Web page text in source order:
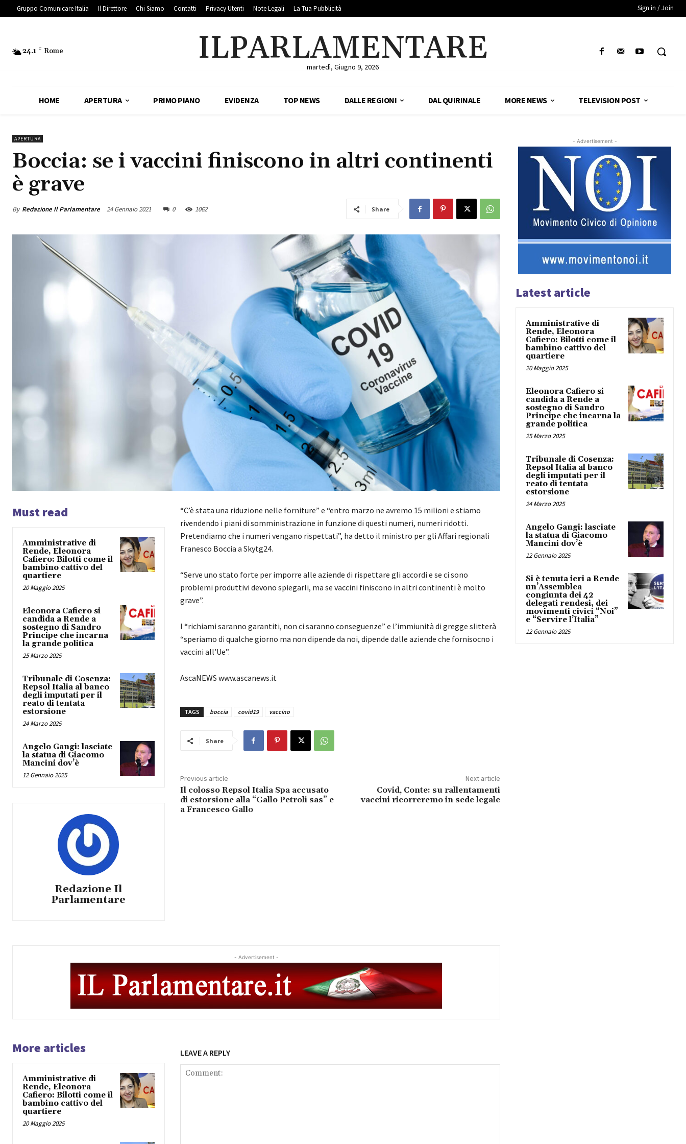
Gruppo Comunicare Italia Il Direttore Chi Siamo Contatti Privacy Utenti Note Legali La Tua Pubblicità Sign in / Join
24.1 C Rome ILPARLAMENTARE
martedì, Giugno 9, 2026
HOME APERTURA PRIMO PIANO EVIDENZA TOP NEWS DALLE REGIONI DAL QUIRINALE MORE NEWS TELEVISION POST
APERTURA
Boccia: se i vaccini finiscono in altri continenti
è grave
By Redazione Il Parlamentare 24 Gennaio 2021 0 1062 Share
Must read
Amministrative di
Rende, Eleonora
Cafiero: Bilotti come il
bambino cattivo del
quartiere
20 Maggio 2025
Eleonora Cafiero si
candida a Rende a
sostegno di Sandro
Principe che incarna
la grande politica
25 Marzo 2025
Tribunale di Cosenza:
Repsol Italia al banco
degli imputati per il
reato di tentata
estorsione
24 Marzo 2025
Angelo Gangi: lasciate
la statua di Giacomo
Mancini dov’è
12 Gennaio 2025
Redazione Il
Parlamentare
“C’è stata una riduzione nelle forniture” e “entro marzo ne avremo 15 milioni e stiamo
rivendendo i piani di somministrazione in funzione di questi numeri, numeri ridotti.
Pretendiamo che i numeri vengano rispettati”, ha detto il ministro per gli Affari regionali
Franesco Boccia a Skytg24.
“Serve uno stato forte per imporre alle aziende di rispettare gli accordi e se ci sono
problemi produttivi devono spiegarli, ma se vaccini finiscono in altri continenti è molto
grave”.
I “richiami saranno garantiti, non ci saranno conseguenze” e l’immiunità di gregge slitterà
“speriamo di qualche giorno ma non dipende da noi, dipende dalle aziende che fornisocno i
vaccini all’Ue”.
AscaNEWS www.ascanews.it
TAGS boccia covid19 vaccino
Share
Previous article
Il colosso Repsol Italia Spa accusato
di estorsione alla “Gallo Petroli sas” e
a Francesco Gallo
Next article
Covid, Conte: su rallentamenti
vaccini ricorreremo in sede legale
- Advertisement -
More articles
Amministrative di
Rende, Eleonora
Cafiero: Bilotti come il
bambino cattivo del
quartiere
20 Maggio 2025
LEAVE A REPLY
- Advertisement -
Latest article
Amministrative di
Rende, Eleonora
Cafiero: Bilotti come il
bambino cattivo del
quartiere
20 Maggio 2025
Eleonora Cafiero si
candida a Rende a
sostegno di Sandro
Principe che incarna la
grande politica
25 Marzo 2025
Tribunale di Cosenza:
Repsol Italia al banco
degli imputati per il
reato di tentata
estorsione
24 Marzo 2025
Angelo Gangi: lasciate
la statua di Giacomo
Mancini dov’è
12 Gennaio 2025
Si è tenuta ieri a Rende
un’Assemblea
congiunta dei 42
delegati rendesi, dei
movimenti civici “Noi”
e “Servire l’Italia”
12 Gennaio 2025